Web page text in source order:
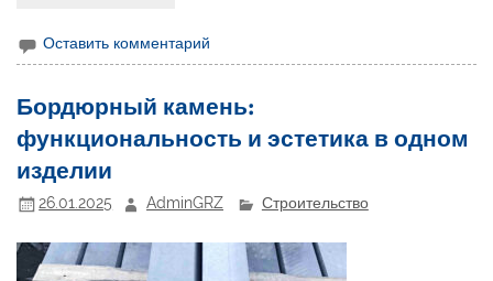
Оставить комментарий
Бордюрный камень:
функциональность и эстетика в одном
изделии
26.01.2025 AdminGRZ Строительство